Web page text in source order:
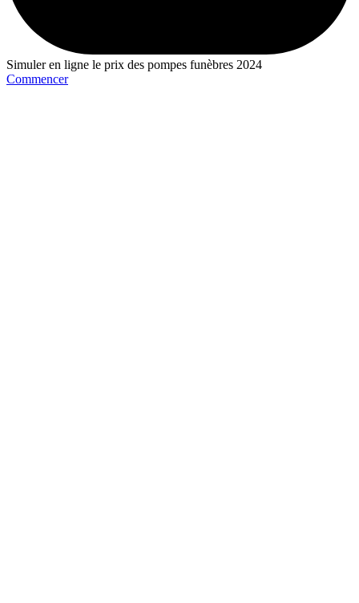
Simuler en ligne le prix des pompes funèbres 2024
Commencer